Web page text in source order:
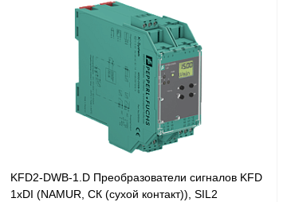
Запросить цену
Сравнение
Под заказ
KFD2-DWB-1.D Преобразователи сигналов KFD
1хDI (NAMUR, СК (сухой контакт)), SIL2